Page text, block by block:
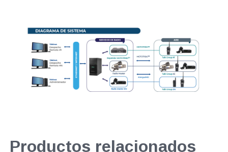
Productos relacionados